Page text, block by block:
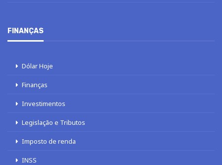
FINANÇAS
Dólar Hoje
Finanças
Investimentos
Legislação e Tributos
Imposto de renda
INSS